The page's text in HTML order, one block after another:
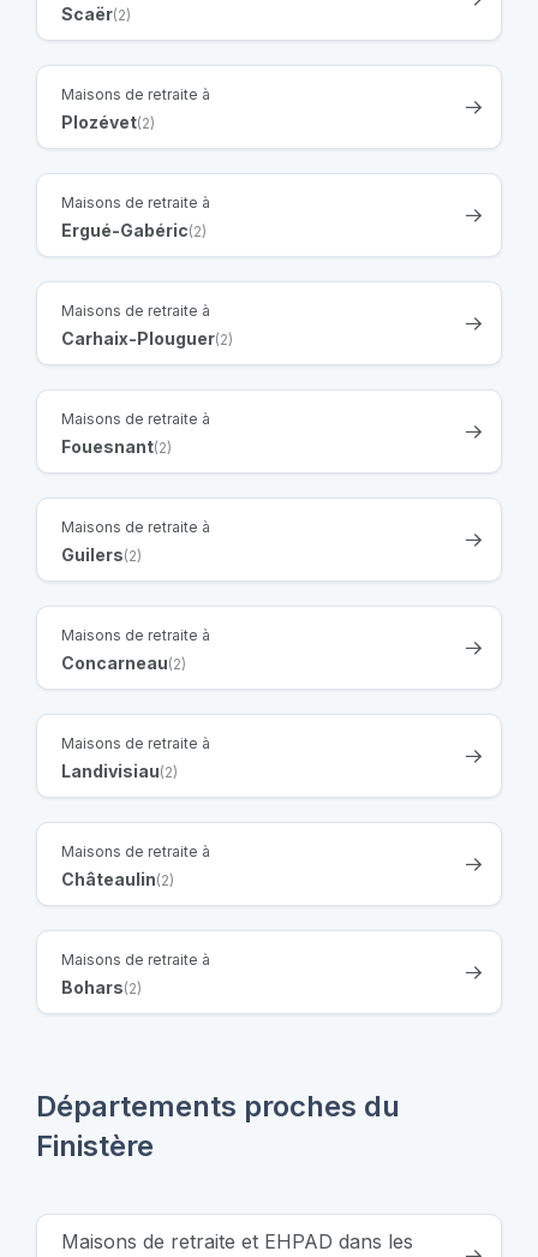
Scaër(2)
Maisons de retraite à
Plozévet(2)
Maisons de retraite à
Ergué-Gabéric(2)
Maisons de retraite à
Carhaix-Plouguer(2)
Maisons de retraite à
Fouesnant(2)
Maisons de retraite à
Guilers(2)
Maisons de retraite à
Concarneau(2)
Maisons de retraite à
Landivisiau(2)
Maisons de retraite à
Châteaulin(2)
Maisons de retraite à
Bohars(2)
Départements proches du
Finistère
Maisons de retraite et EHPAD dans les